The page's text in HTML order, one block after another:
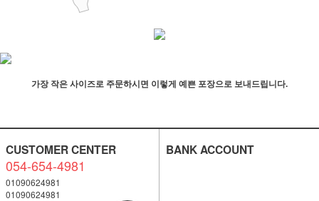
가장 작은 사이즈로 주문하시면 이렇게 예쁜 포장으로 보내드립니다.
CUSTOMER CENTER
054-654-4981
01090624981
01090624981
BANK ACCOUNT